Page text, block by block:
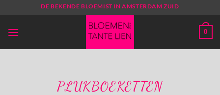
inhoud
DE BEKENDE BLOEMIST IN AMSTERDAM ZUID
0
PLUKBOEKETTEN